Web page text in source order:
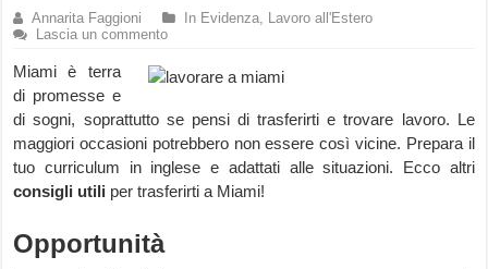
Annarita Faggioni In Evidenza, Lavoro all'Estero
Lascia un commento
Miami è terra
di promesse e
di sogni, soprattutto se pensi di trasferirti e trovare lavoro. Le
maggiori occasioni potrebbero non essere così vicine. Prepara il
tuo curriculum in inglese e adattati alle situazioni. Ecco altri
consigli utili per trasferirti a Miami!
Opportunità